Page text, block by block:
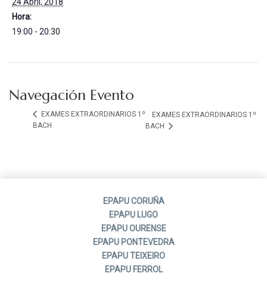
Hora:
19:00 - 20:30
Navegación Evento
EXAMES EXTRAORDINARIOS 1º
BACH
EXAMES EXTRAORDINARIOS 1º
BACH
EPAPU CORUÑA
EPAPU LUGO
EPAPU OURENSE
EPAPU PONTEVEDRA
EPAPU TEIXEIRO
EPAPU FERROL